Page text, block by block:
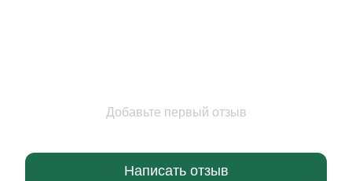
Добавьте первый отзыв
Написать отзыв